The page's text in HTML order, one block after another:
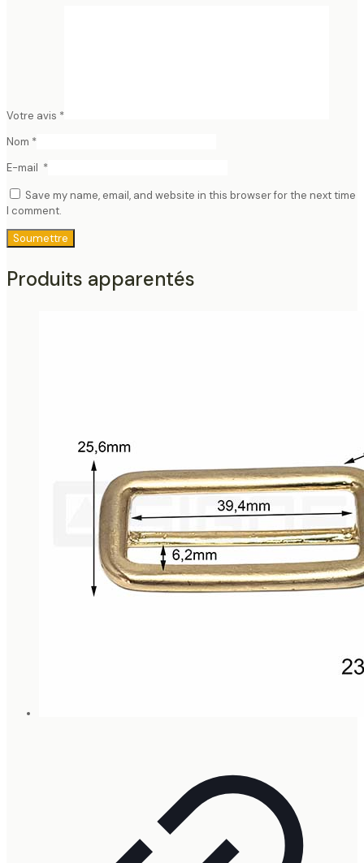
Votre avis *
Nom *
E-mail *
Save my name, email, and website in this browser for the next time
I comment.
Produits apparentés